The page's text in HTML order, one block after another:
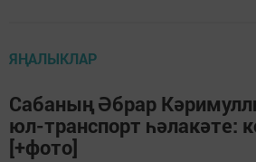
ЯҢАЛЫКЛАР
Сабаның Әбрар
юл-транспорт һәлакәте:
[+фото]